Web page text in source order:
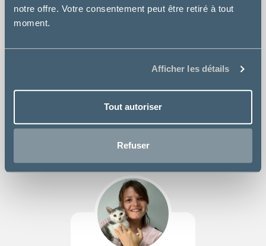
notre offre. Votre consentement peut être retiré à tout
moment.
Afficher les détails
Tout autoriser
Refuser
Auxiliaire Spécialisé
Vétérinaire
Diplomée GIPSA